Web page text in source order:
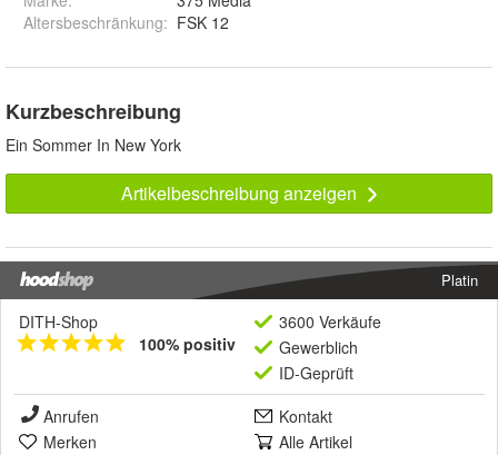
Altersbeschränkung: FSK 12
Kurzbeschreibung
Ein Sommer In New York
Artikelbeschreibung anzeigen
Platin
DITH-Shop
100% positiv
3600 Verkäufe
Gewerblich
ID-Geprüft
Anrufen
Kontakt
Merken
Alle Artikel